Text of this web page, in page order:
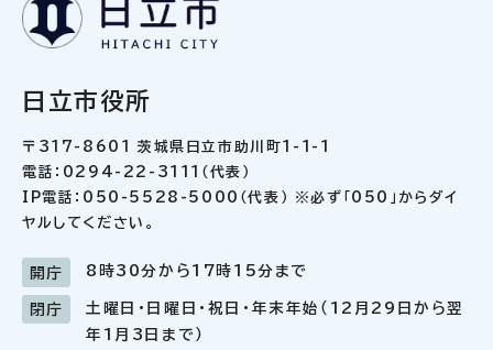
日立市役所
〒317-8601 茨城県日立市助川町1-1-1
電話：0294-22-3111（代表）
IP電話：050-5528-5000（代表） ※必ず「050」からダイ
ヤルしてください。
開庁 8時30分から17時15分まで
閉庁
土曜日・日曜日・祝日・年末年始（12月29日から翌
年1月3日まで）